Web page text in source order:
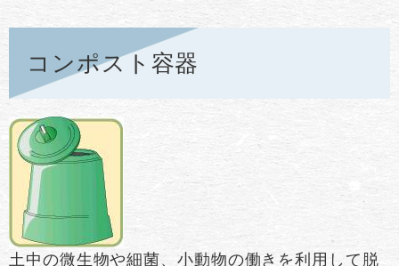
コンポスト容器
土中の微生物や細菌、小動物の働きを利用して脱